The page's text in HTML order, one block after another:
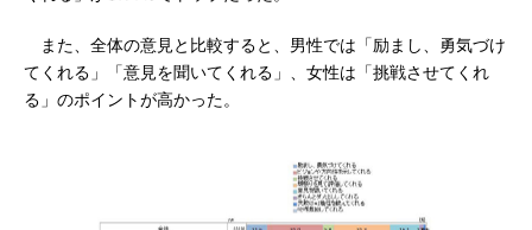
また、全体の意見と比較すると、男性では「励まし、勇気づけ
てくれる」「意見を聞いてくれる」、女性は「挑戦させてくれ
る」のポイントが高かった。